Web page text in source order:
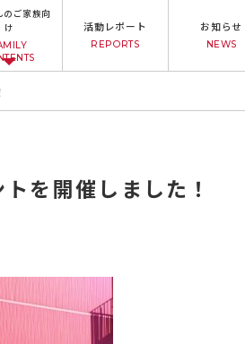
のご家族向
け
活動レポート
REPORTS
お知らせ
NEWS
を開催しました！